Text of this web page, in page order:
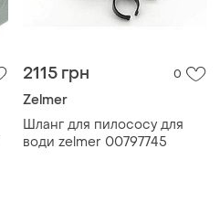
2115 грн 0
Zelmer
Шланг для пилососу для
води zelmer 00797745